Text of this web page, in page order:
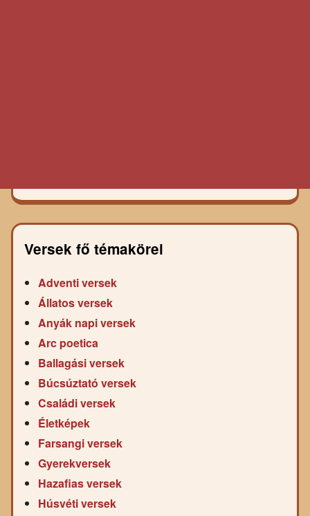
Versek fő témakörei
Adventi versek
Állatos versek
Anyák napi versek
Arc poetica
Ballagási versek
Búcsúztató versek
Családi versek
Életképek
Farsangi versek
Gyerekversek
Hazafias versek
Húsvéti versek